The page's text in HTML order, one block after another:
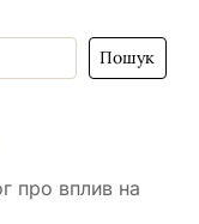
Пошук
про вплив на